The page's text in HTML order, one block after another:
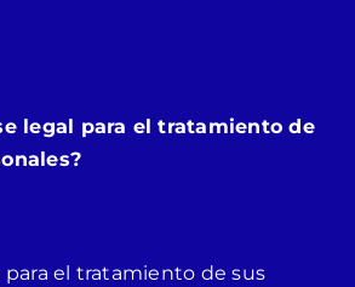
legal para el tratamiento de
el tratamiento de sus